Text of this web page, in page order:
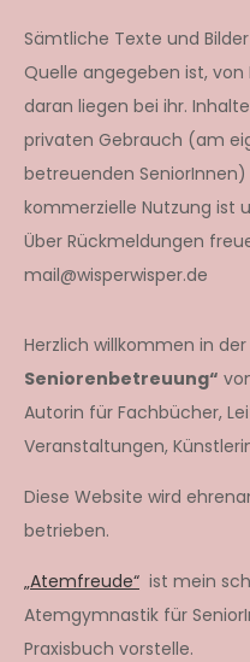
Sämtliche Texte und
Quelle angegeben ist, von
daran liegen bei ihr.
privaten Gebrauch (am
betreuenden
kommerzielle Nutzung ist
Über Rückmeldungen
mail@wisperwisper.de
Herzlich willkommen in der
Seniorenbetreuung“
Autorin für Fachbücher,
Veranstaltungen,
Diese Website wird
betrieben.
„Atemfreude“ ist mein
Atemgymnastik für
Praxisbuch vorstelle.